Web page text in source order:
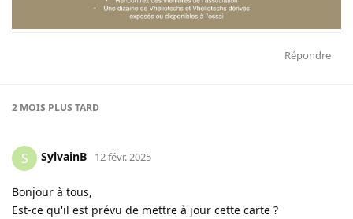
Répondre
2 MOIS PLUS TARD
S SylvainB 12 févr. 2025
Bonjour à tous,
Est-ce qu'il est prévu de mettre à jour cette carte ?